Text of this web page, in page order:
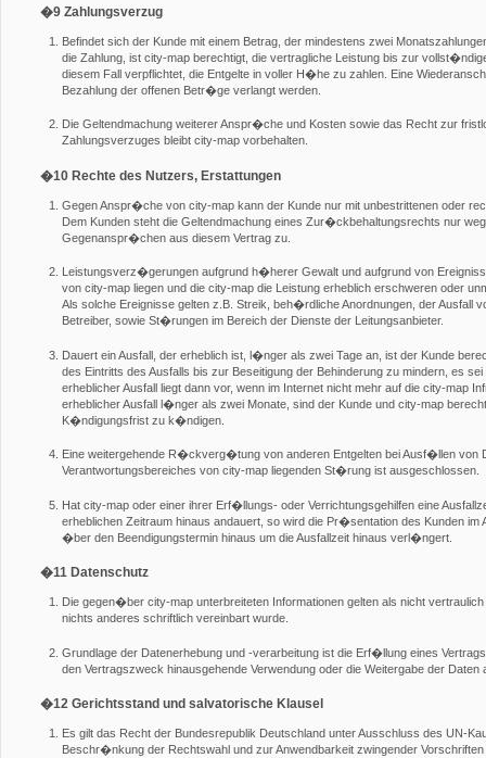
�9 Zahlungsverzug
Befindet sich der Kunde mit einem Betrag, der mindestens zwei
die Zahlung, ist city-map berechtigt, die vertragliche Leistung bis zur
diesem Fall verpflichtet, die Entgelte in voller H�he zu zahlen. Eine
Bezahlung der offenen Betr�ge verlangt werden.
Die Geltendmachung weiterer Anspr�che und Kosten sowie das Recht zur
Zahlungsverzuges bleibt city-map vorbehalten.
�10 Rechte des Nutzers, Erstattungen
Gegen Anspr�che von city-map kann der Kunde nur mit unbestrittenen oder
Dem Kunden steht die Geltendmachung eines Zur�ckbehaltungsrechts nur
Gegenanspr�chen aus diesem Vertrag zu.
Leistungsverz�gerungen aufgrund h�herer Gewalt und aufgrund von
von city-map liegen und die city-map die Leistung erheblich erschweren oder
Als solche Ereignisse gelten z.B. Streik, beh�rdliche Anordnungen, der Ausfall
Betreiber, sowie St�rungen im Bereich der Dienste der Leitungsanbieter.
Dauert ein Ausfall, der erheblich ist, l�nger als zwei Tage an, ist der Kunde
des Eintritts des Ausfalls bis zur Beseitigung der Behinderung zu mindern, es
erheblicher Ausfall liegt dann vor, wenn im Internet nicht mehr auf die city-map
erheblicher Ausfall l�nger als zwei Monate, sind der Kunde und city-map
K�ndigungsfrist zu k�ndigen.
Eine weitergehende R�ckverg�tung von anderen Entgelten bei Ausf�llen von
Verantwortungsbereiches von city-map liegenden St�rung ist ausgeschlossen.
Hat city-map oder einer ihrer Erf�llungs- oder Verrichtungsgehilfen eine
erheblichen Zeitraum hinaus andauert, so wird die Pr�sentation des Kunden
�ber den Beendigungstermin hinaus um die Ausfallzeit hinaus verl�ngert.
�11 Datenschutz
Die gegen�ber city-map unterbreiteten Informationen gelten als nicht
nichts anderes schriftlich vereinbart wurde.
Grundlage der Datenerhebung und -verarbeitung ist die Erf�llung eines
den Vertragszweck hinausgehende Verwendung oder die Weitergabe der Daten
�12 Gerichtsstand und salvatorische Klausel
Es gilt das Recht der Bundesrepublik Deutschland unter Ausschluss des UN-
Beschr�nkung der Rechtswahl und zur Anwendbarkeit zwingender